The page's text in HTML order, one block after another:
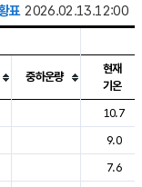
표 2026.02.13.12:00
, 기압등을 안내한 표입
중하운량
현재
기온
10.7
9.0
7.6